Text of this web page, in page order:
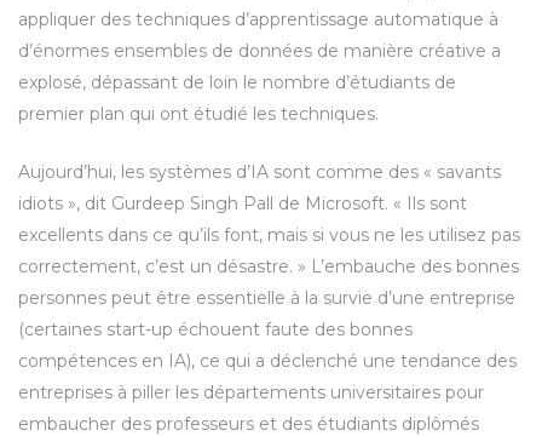
appliquer des techniques d’apprentissage automatique à
d’énormes ensembles de données de manière créative a
explosé, dépassant de loin le nombre d’étudiants de
premier plan qui ont étudié les techniques.
Aujourd’hui, les systèmes d’IA sont comme des « savants
idiots », dit Gurdeep Singh Pall de Microsoft. « Ils sont
excellents dans ce qu’ils font, mais si vous ne les utilisez pas
correctement, c’est un désastre. » L’embauche des bonnes
personnes peut être essentielle à la survie d’une entreprise
(certaines start-up échouent faute des bonnes
compétences en IA), ce qui a déclenché une tendance des
entreprises à piller les départements universitaires pour
embaucher des professeurs et des étudiants diplômés